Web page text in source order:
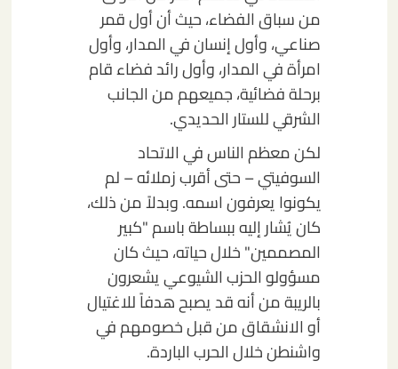
من سباق الفضاء، حيث أن أول قمر
صناعي، وأول إنسان في المدار، وأول
امرأة في المدار، وأول رائد فضاء قام
برحلة فضائية، جميعهم من الجانب
الشرقي للستار الحديدي.
لكن معظم الناس في الاتحاد
السوفيتي – حتى أقرب زملائه – لم
يكونوا يعرفون اسمه. وبدلاً من ذلك،
كان يُشار إليه ببساطة باسم "كبير
المصممين" خلال حياته، حيث كان
مسؤولو الحزب الشيوعي يشعرون
بالريبة من أنه قد يصبح هدفاً للاغتيال
أو الانشقاق من قبل خصومهم في
واشنطن خلال الحرب الباردة.